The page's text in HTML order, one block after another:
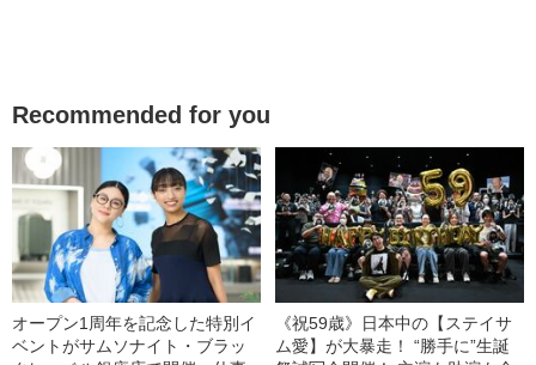
Recommended for you
オープン1周年を記念した特別イ
ベントがサムソナイト・ブラッ
《祝59歳》日本中の【ステイサ
ム愛】が大暴走！ “勝手に”生誕